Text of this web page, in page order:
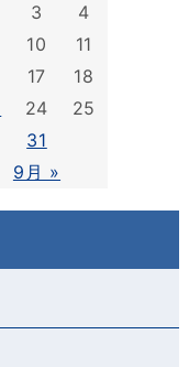
9月 »
3
4
10
11
17
18
24
25
31